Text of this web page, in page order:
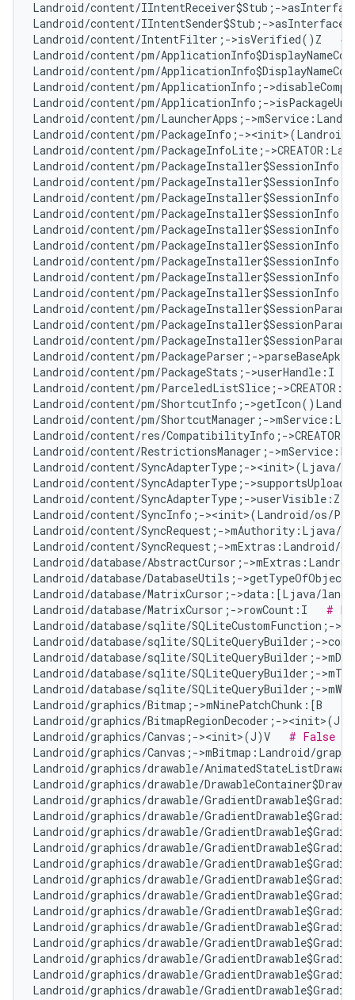
Landroid/content/IIntentReceiver$Stub;-
Landroid/content/IIntentSender$Stub;-
Landroid/content/IntentFilter;->isVerified()Z #
Landroid/content/pm/
Landroid/content/pm/
Landroid/content/pm/ApplicationInfo;-
Landroid/content/pm/ApplicationInfo;-
Landroid/content/pm/LauncherApps;-
Landroid/content/pm/PackageInfo;-
Landroid/content/pm/PackageInfoLite;-
Landroid/content/pm/
Landroid/content/pm/
Landroid/content/pm/
Landroid/content/pm/
Landroid/content/pm/
Landroid/content/pm/
Landroid/content/pm/
Landroid/content/pm/
Landroid/content/pm/
Landroid/content/pm/
Landroid/content/pm/
Landroid/content/pm/
Landroid/content/pm/PackageParser;-
Landroid/content/pm/PackageStats;->userHandle:I
Landroid/content/pm/ParceledListSlice;-
Landroid/content/pm/ShortcutInfo;-
Landroid/content/pm/ShortcutManager;-
Landroid/content/res/CompatibilityInfo;-
Landroid/content/RestrictionsManager;-
Landroid/content/SyncAdapterType;-
Landroid/content/SyncAdapterType;-
Landroid/content/SyncAdapterType;-
Landroid/content/SyncInfo;-><init>(Landroid/os/
Landroid/content/SyncRequest;-
Landroid/content/SyncRequest;-
Landroid/database/AbstractCursor;-
Landroid/database/DatabaseUtils;-
Landroid/database/MatrixCursor;->data:[Ljava/
Landroid/database/MatrixCursor;->rowCount:I #
Landroid/database/sqlite/
Landroid/database/sqlite/SQLiteQueryBuilder;-
Landroid/database/sqlite/SQLiteQueryBuilder;-
Landroid/database/sqlite/SQLiteQueryBuilder;-
Landroid/database/sqlite/SQLiteQueryBuilder;-
Landroid/graphics/Bitmap;->mNinePatchChunk:[B
Landroid/graphics/BitmapRegionDecoder;-
Landroid/graphics/Canvas;-><init>(J)V # False
Landroid/graphics/Canvas;->mBitmap:Landroid/
Landroid/graphics/drawable/
Landroid/graphics/drawable/
Landroid/graphics/drawable/
Landroid/graphics/drawable/
Landroid/graphics/drawable/
Landroid/graphics/drawable/
Landroid/graphics/drawable/
Landroid/graphics/drawable/
Landroid/graphics/drawable/
Landroid/graphics/drawable/
Landroid/graphics/drawable/
Landroid/graphics/drawable/
Landroid/graphics/drawable/
Landroid/graphics/drawable/
Landroid/graphics/drawable/